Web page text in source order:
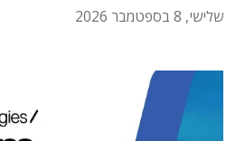
שלישי, 8 בספטמבר 2026